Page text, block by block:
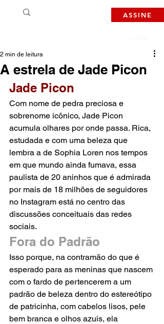
ASSINE
A estrela de Jade Picon
2 min de leitura
Jade Picon
Com nome de pedra preciosa e
sobrenome icônico, Jade Picon
acumula olhares por onde passa. Rica,
estudada e com uma beleza que
lembra a de Sophia Loren nos tempos
em que mundo ainda fumava, essa
paulista de 20 aninhos que é admirada
por mais de 18 milhões de seguidores
no Instagram está no centro das
discussões conceituais das redes
sociais.
Fora do Padrão
Isso porque, na contramão do que é
esperado para as meninas que nascem
com o fardo de pertencerem a um
padrão de beleza dentro do estereótipo
de patricinha, com cabelos lisos, pele
bem branca e olhos azuis, ela